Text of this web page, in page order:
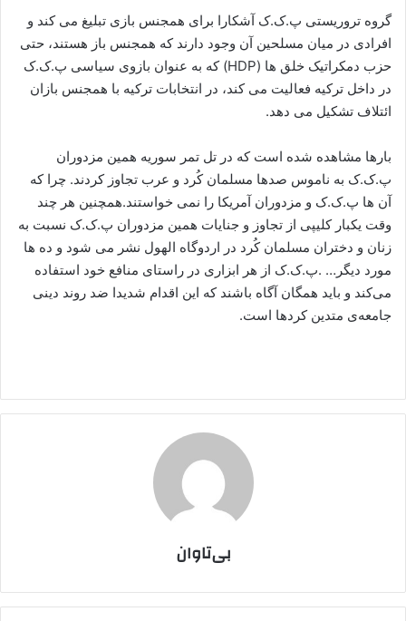
گروه تروریستی پ.ک.ک آشکارا برای همجنس بازی تبلیغ می کند و
افرادی در میان مسلحین آن وجود دارند که همجنس باز هستند، حتی
حزب دمکراتیک خلق ها (HDP) که به عنوان بازوی سیاسی پ.ک.ک
در داخل ترکیه فعالیت می کند، در انتخابات ترکیه با همجنس بازان
ائتلاف تشکیل می دهد.
بارها مشاهده شده است که در تل تمر سوریه همین مزدوران
پ.ک.ک به ناموس صدها مسلمان کُرد و عرب تجاوز کردند. چرا که
آن ها پ.ک.ک و مزدوران آمریکا را نمی خواستند.همچنین هر چند
وقت یکبار کلیپی از تجاوز و جنایات همین مزدوران پ.ک.ک نسبت به
زنان و دختران مسلمان کُرد در اردوگاه الهول نشر می شود و ده ها
مورد دیگر… .پ.ک.ک از هر ابزاری در راستای منافع خود استفاده
می‌کند و باید همگان آگاه باشند که این اقدام شدیدا ضد روند دینی
جامعه‌ی متدین کردها است.
بی‌تاوان